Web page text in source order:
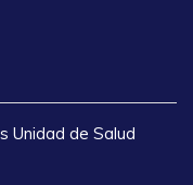
Unidad de Salud